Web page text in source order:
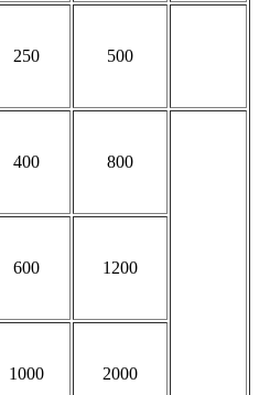
250 500
400 800
600 1200
1000 2000